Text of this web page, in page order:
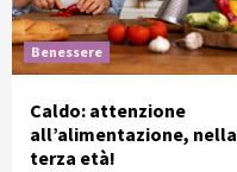
Benessere
Caldo: attenzione
all’alimentazione, nella
terza età!